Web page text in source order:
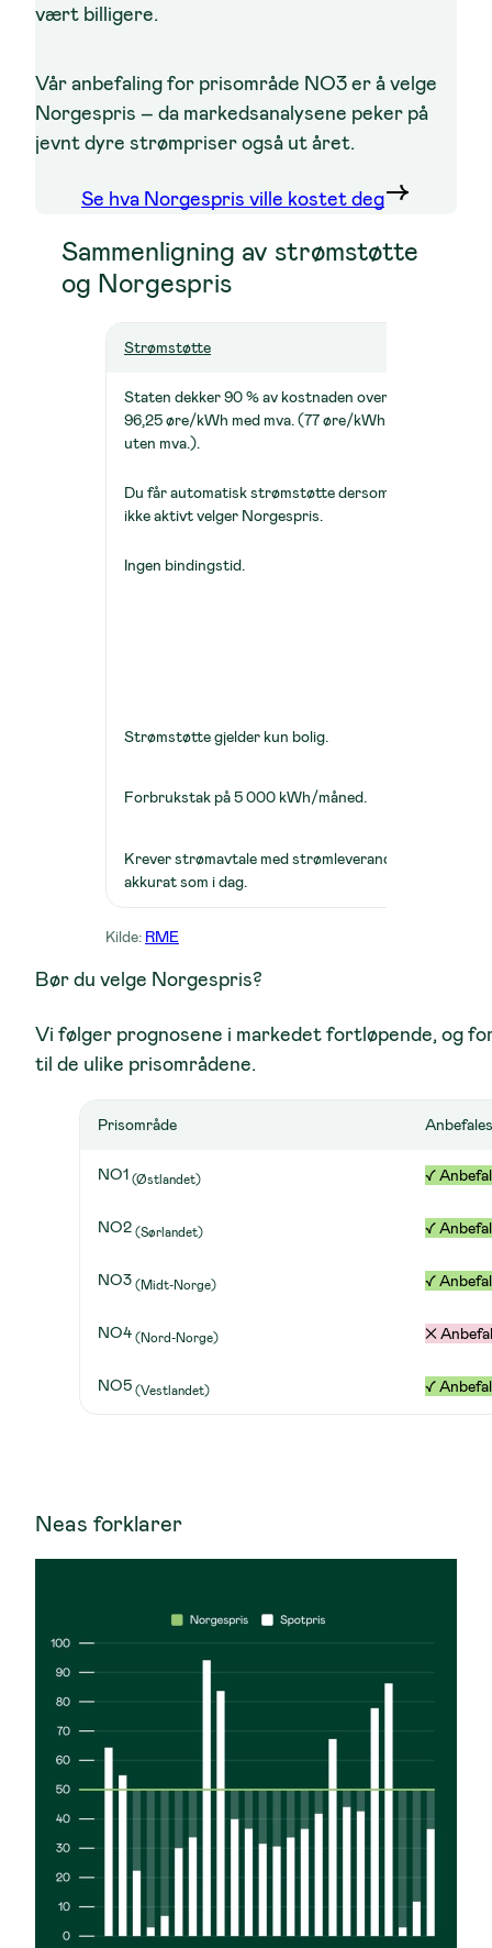
vært billigere.
Vår anbefaling for prisområde NO3 er å velge
Norgespris – da markedsanalysene peker på
jevnt dyre strømpriser også ut året.
Se hva Norgespris ville kostet deg
Sammenligning av strømstøtte
og Norgespris
Strømstøtte
Staten dekker 90 % av kostnaden over
96,25 øre/kWh med mva. (77 øre/kWh
uten mva.).
Du får automatisk strømstøtte dersom du
ikke aktivt velger Norgespris.
Ingen bindingstid.
Strømstøtte gjelder kun bolig.
Forbrukstak på 5 000 kWh/måned.
Krever strømavtale med strømleverandør,
akkurat som i dag.
Kilde: RME
Bør du velge Norgespris?
Vi følger prognosene i markedet fortløpende, og
til de ulike prisområdene.
Prisområde
NO1(Østlandet) ✓
NO2(Sørlandet) ✓
NO3(Midt-Norge) ✓
NO4(Nord-Norge) ✕
NO5(Vestlandet) ✓
Neas forklarer